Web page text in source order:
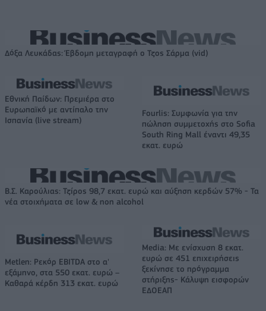
Δόξα Λευκάδας: Έβδομη μεταγραφή ο Τζος Σάρμα (vid)
Εθνική Παίδων: Πρεμιέρα στο
Ευρωπαϊκό με αντίπαλο την
Ισπανία (live stream)
Fourlis: Συμφωνία για την
πώληση συμμετοχής στο Sofia
South Ring Mall έναντι 49,35
εκατ. ευρώ
Β.Σ. Καρούλιας: Τζίρος 98,7 εκατ. ευρώ και αύξηση κερδών 57% - Τα
νέα στοιχήματα σε low & non alcohol
Metlen: Ρεκόρ EBITDA στο α'
εξάμηνο, στα 550 εκατ. ευρώ –
Καθαρά κέρδη 313 εκατ. ευρώ
Media: Με ενίσχυση 8 εκατ.
ευρώ σε 451 επιχειρήσεις
ξεκίνησε το πρόγραμμα
στήριξης- Κάλυψη εισφορών
ΕΔΟΕΑΠ